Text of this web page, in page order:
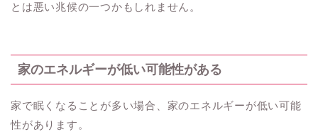
とは悪い兆候の一つかもしれません。
家のエネルギーが低い可能性がある
家で眠くなることが多い場合、家のエネルギーが低い可能
性があります。